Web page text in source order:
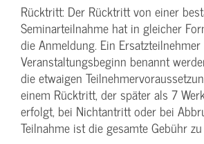
Rücktritt: Der Rücktritt von einer
Seminarteilnahme hat in gleicher
die Anmeldung. Ein
Veranstaltungs­beginn benannt
die etwaigen
einem Rücktritt, der später als 7
erfolgt, bei Nichtantritt oder bei
Teilnahme ist die gesamte Gebühr